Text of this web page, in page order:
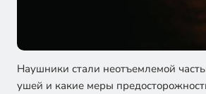
Наушники стали неотъемлемой
ушей и какие меры